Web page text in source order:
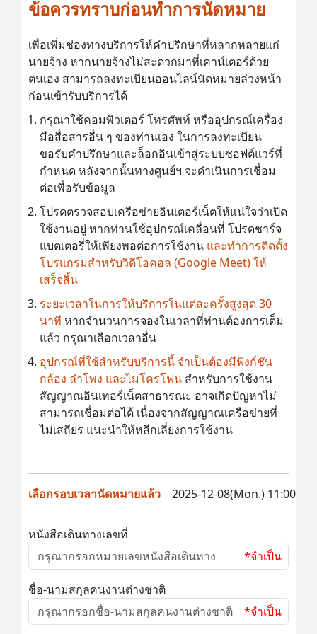
ข้อควรทราบก่อนทำการนัดหมาย
เพื่อเพิ่มช่องทางบริการให้คำปรึกษาที่หลากหลายแก่
นายจ้าง หากนายจ้างไม่สะดวกมาที่เคาน์เตอร์ด้วย
ตนเอง สามารถลงทะเบียนออนไลน์นัดหมายล่วงหน้า
ก่อนเข้ารับบริการได้
กรุณาใช้คอมพิวเตอร์ โทรศัพท์ หรืออุปกรณ์เครื่อง
มือสื่อสารอื่น ๆ ของท่านเอง ในการลงทะเบียน
ขอรับคำปรึกษาและล็อกอินเข้าสู่ระบบซอฟต์แวร์ที่
กำหนด หลังจากนั้นทางศูนย์ฯ จะดำเนินการเชื่อม
ต่อเพื่อรับข้อมูล
โปรดตรวจสอบเครือข่ายอินเตอร์เน็ตให้แน่ใจว่าเปิด
ใช้งานอยู่ หากท่านใช้อุปกรณ์เคลื่อนที่ โปรดชาร์จ
แบตเตอรี่ให้เพียงพอต่อการใช้งาน และทำการติดตั้ง
โปรแกรมสำหรับวิดีโอคอล (Google Meet) ให้
เสร็จสิ้น
ระยะเวลาในการให้บริการในแต่ละครั้งสูงสุด 30
นาที หากจำนวนการจองในเวลาที่ท่านต้องการเต็ม
แล้ว กรุณาเลือกเวลาอื่น
อุปกรณ์ที่ใช้สำหรับบริการนี้ จำเป็นต้องมีฟังก์ชัน
กล้อง ลำโพง และไมโครโฟน สำหรับการใช้งาน
สัญญาณอินเทอร์เน็ตสาธารณะ อาจเกิดปัญหาไม่
สามารถเชื่อมต่อได้ เนื่องจากสัญญาณเครือข่ายที่
ไม่เสถียร แนะนำให้หลีกเลี่ยงการใช้งาน
เลือกรอบเวลานัดหมายแล้ว 2025-12-08(Mon.) 11:00
หนังสือเดินทางเลขที่
*จำเป็น
ชื่อ-นามสกุลคนงานต่างชาติ
*จำเป็น